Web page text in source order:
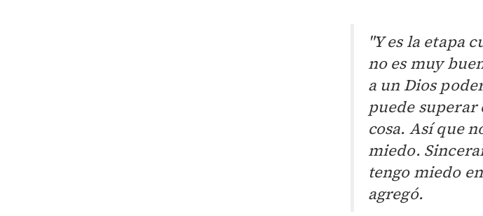
"Y es la etapa
no es muy
a un Dios
puede
cosa. Así que
miedo.
tengo miedo
agregó.